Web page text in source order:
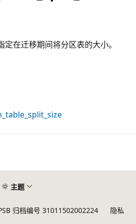
在迁移期间将分区表的大小。
主题
归档编号 31011502002224 隐私